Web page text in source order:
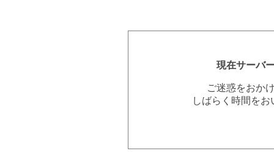
現在サーバ
ご迷惑をおか
しばらく時間を